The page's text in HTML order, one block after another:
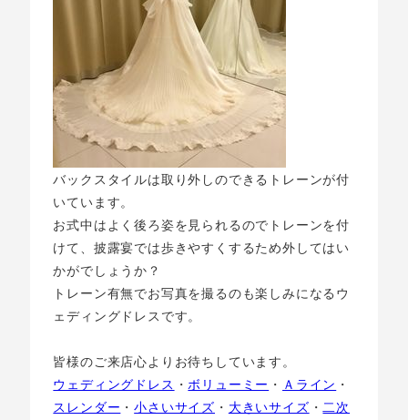
バックスタイルは取り外しのできるトレーンが付
いています。
お式中はよく後ろ姿を見られるのでトレーンを付
けて、披露宴では歩きやすくするため外してはい
かがでしょうか？
トレーン有無でお写真を撮るのも楽しみになるウ
ェディングドレスです。
皆様のご来店心よりお待ちしています。
ウェディングドレス ・ボリューミー ・ Ａライン ・
スレンダー ・小さいサイズ ・ 大きいサイズ ・二次